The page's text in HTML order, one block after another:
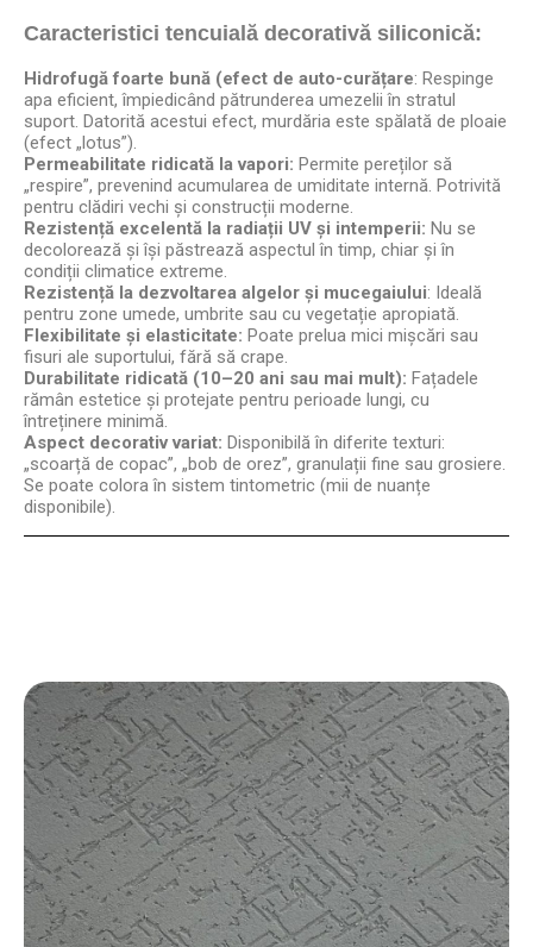
Caracteristici tencuială decorativă siliconică:
Hidrofugă foarte bună (efect de auto-curățare: Respinge
apa eficient, împiedicând pătrunderea umezelii în stratul
suport. Datorită acestui efect, murdăria este spălată de ploaie
(efect „lotus”).
Permeabilitate ridicată la vapori: Permite pereților să
„respire”, prevenind acumularea de umiditate internă. Potrivită
pentru clădiri vechi și construcții moderne.
Rezistență excelentă la radiații UV și intemperii: Nu se
decolorează și își păstrează aspectul în timp, chiar și în
condiții climatice extreme.
Rezistență la dezvoltarea algelor și mucegaiului: Ideală
pentru zone umede, umbrite sau cu vegetație apropiată.
Flexibilitate și elasticitate: Poate prelua mici mișcări sau
fisuri ale suportului, fără să crape.
Durabilitate ridicată (10–20 ani sau mai mult): Fațadele
rămân estetice și protejate pentru perioade lungi, cu
întreținere minimă.
Aspect decorativ variat: Disponibilă în diferite texturi:
„scoarță de copac”, „bob de orez”, granulații fine sau grosiere.
Se poate colora în sistem tintometric (mii de nuanțe
disponibile).